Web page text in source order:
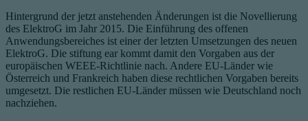
Hintergrund der jetzt anstehenden Änderungen ist die Novellierung
des ElektroG im Jahr 2015. Die Einführung des offenen
Anwendungsbereiches ist einer der letzten Umsetzungen des neuen
ElektroG. Die stiftung ear kommt damit den Vorgaben aus der
europäischen WEEE-Richtlinie nach. Andere EU-Länder wie
Österreich und Frankreich haben diese rechtlichen Vorgaben bereits
umgesetzt. Die restlichen EU-Länder müssen wie Deutschland noch
nachziehen.